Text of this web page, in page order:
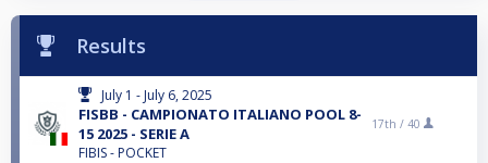
Results
July 1 - July 6, 2025
FISBB - CAMPIONATO ITALIANO POOL 8-
15 2025 - SERIE A
FIBIS - POCKET
17th / 40